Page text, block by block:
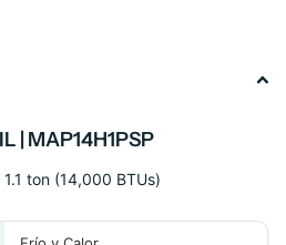
| MAP14H1PSP
1.1 ton (14,000 BTUs)